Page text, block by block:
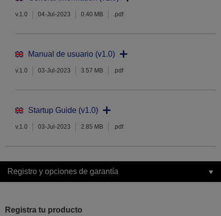
v.1.0 04-Jul-2023 0.40 MB .pdf
Manual de usuario (v1.0)
v.1.0 03-Jul-2023 3.57 MB .pdf
Startup Guide (v1.0)
v.1.0 03-Jul-2023 2.85 MB .pdf
Registro y opciones de garantía
Registra tu producto